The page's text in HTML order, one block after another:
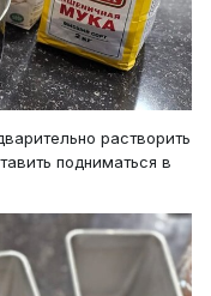
растворить
подниматься в